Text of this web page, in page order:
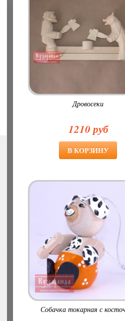
Дровосеки
1210 руб
Собачка токарная с